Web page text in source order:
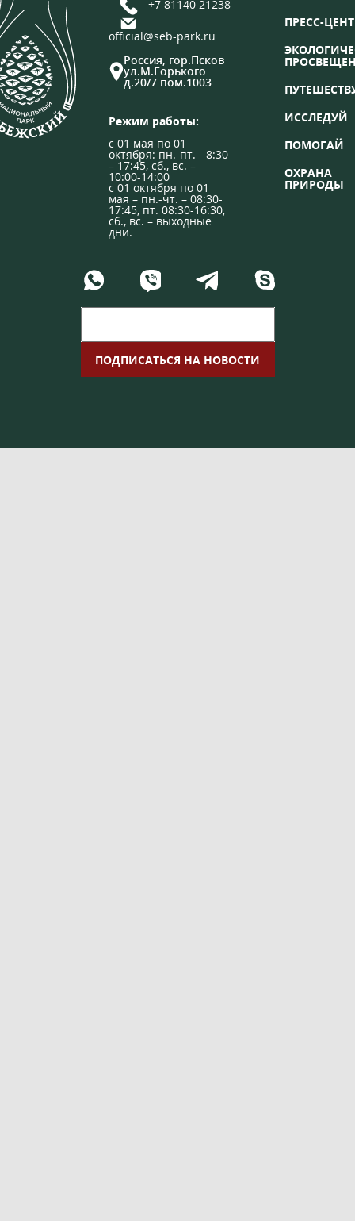
+7 81140 21238
official@seb-park.ru
Россия, гор.Псков
ул.М.Горького
д.20/7 пом.1003
Режим работы:
с 01 мая по 01
октября: пн.-пт. - 8:30
– 17:45, сб., вс. –
10:00-14:00
с 01 октября по 01
мая – пн.-чт. – 08:30-
17:45, пт. 08:30-16:30,
сб., вс. – выходные
дни.
ПРЕСС-
ИССЛЕДУЙ
ПОМОГАЙ
ОХРАНА
ПРИРОДЫ